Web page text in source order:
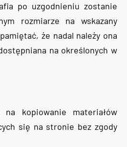
po uzgodnieniu zostanie
rozmiarze na wskazany
że nadal należy ona
na określonych w
kopiowanie materiałów
się na stronie bez zgody